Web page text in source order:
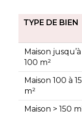
TYPE DE BIEN
Maison jusqu’à
100 m²
Maison 100 à
m²
Maison > 150